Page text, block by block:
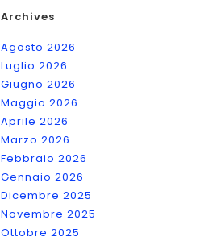
Archives
Agosto 2026
Luglio 2026
Giugno 2026
Maggio 2026
Aprile 2026
Marzo 2026
Febbraio 2026
Gennaio 2026
Dicembre 2025
Novembre 2025
Ottobre 2025